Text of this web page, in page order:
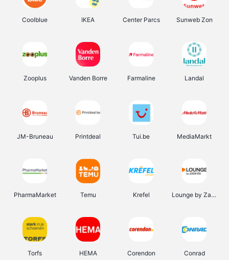
Coolblue IKEA Center Parcs Sunweb Zon
Zooplus Vanden Borre Farmaline Landal
JM-Bruneau Printdeal Tui.be MediaMarkt
PharmaMarket Temu Krefel Lounge by Zalando
Torfs HEMA Corendon Conrad